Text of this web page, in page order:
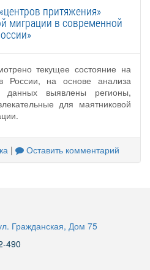
притяжения»
миграции в современной
текущее состояние на
России, на основе анализа
данных выявлены регионы,
для маятниковой
| Оставить комментарий
Гражданская, Дом 75
490